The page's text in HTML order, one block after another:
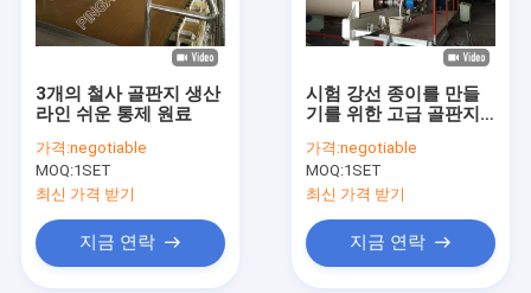
3개의 철사 골판지 생산
라인 쉬운 통제 원료
가격:negotiable
MOQ:1SET
최신 가격 받기
지금 연락
시험 강선 종이를 만들
기를 위한 고급 골판지
가격:negotiable
MOQ:1SET
최신 가격 받기
지금 연락